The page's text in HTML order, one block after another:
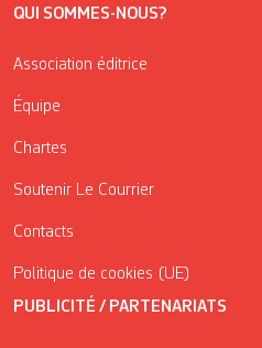
QUI SOMMES-NOUS?
Association éditrice
Équipe
Chartes
Soutenir Le Courrier
Contacts
Politique de cookies (UE)
PUBLICITÉ / PARTENARIATS